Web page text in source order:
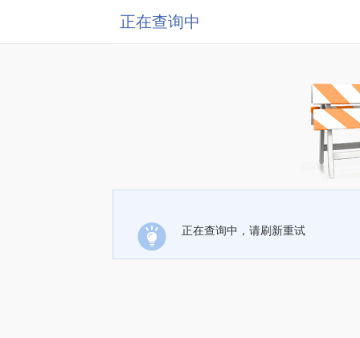
正在查询中
正在查询中，请刷新重试